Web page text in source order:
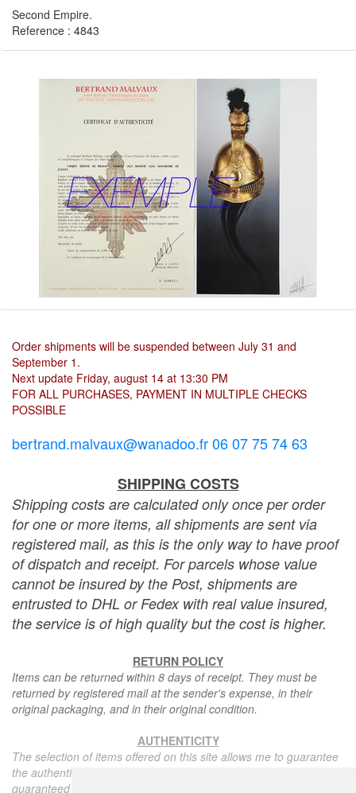
Second Empire.
Reference : 4843
Order shipments will be suspended between July 31 and
September 1.
Next update Friday, august 14 at 13:30 PM
FOR ALL PURCHASES, PAYMENT IN MULTIPLE CHECKS
POSSIBLE
bertrand.malvaux@wanadoo.fr 06 07 75 74 63
SHIPPING COSTS
Shipping costs are calculated only once per order
for one or more items, all shipments are sent via
registered mail, as this is the only way to have proof
of dispatch and receipt. For parcels whose value
cannot be insured by the Post, shipments are
entrusted to DHL or Fedex with real value insured,
the service is of high quality but the cost is higher.
RETURN POLICY
Items can be returned within 8 days of receipt. They must be
returned by registered mail at the sender's expense, in their
original packaging, and in their original condition.
AUTHENTICITY
The selection of items offered on this site allows me to guarantee
the authenticity of each piece described here, all items offered are
guaranteed to be period and authentic, unless otherwise noted or